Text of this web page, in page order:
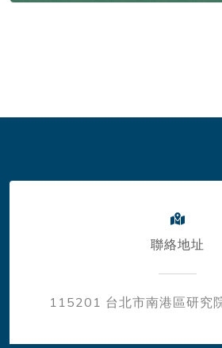
聯絡地址
115201 台北市南港區研究